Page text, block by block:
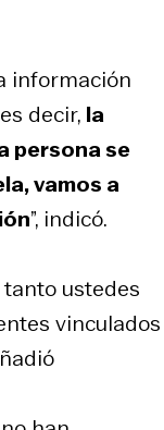
información
decir, la
persona se
vamos a
”, indicó.
tanto ustedes
vinculados